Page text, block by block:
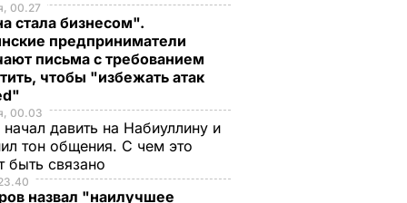
орден
00.27
стала бизнесом".
предприниматели
письма с требованием
чтобы "избежать атак
00.03
начал давить на Набиуллину и
тон общения. С чем это
быть связано
назвал "наилучшее